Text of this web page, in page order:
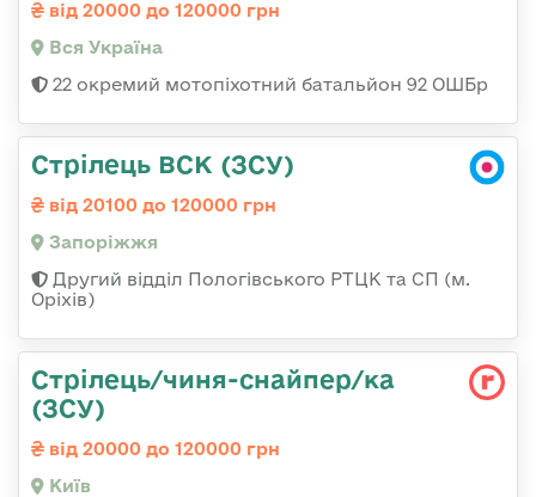
від 20000 до 120000 грн
Вся Україна
22 окремий мотопіхотний батальйон 92 ОШБр
Стрілець ВСК (ЗСУ)
від 20100 до 120000 грн
Запоріжжя
Другий відділ Пологівського РТЦК та СП (м.
Оріхів)
Стрілець/чиня-снайпер/ка
(ЗСУ)
від 20000 до 120000 грн
Київ